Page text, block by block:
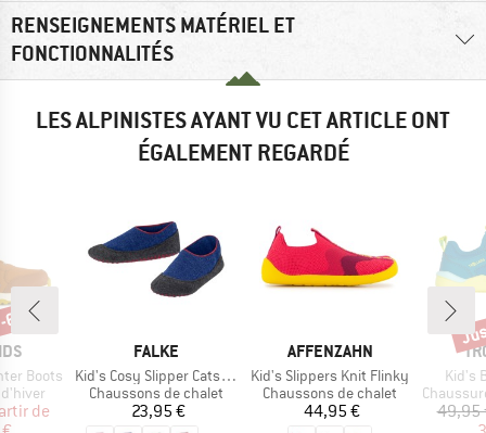
RENSEIGNEMENTS MATÉRIEL ET
FONCTIONNALITÉS
LES ALPINISTES AYANT VU CET ARTICLE ONT
ÉGALEMENT REGARDÉ
Boots
réduit
de
%
MARQUE
FALKE
Article
Kid's Cosy Slipper Catspads
Product group
Chaussons de chalet
Prix
23,95 €
MARQUE
AFFENZAHN
Article
Kid's Slippers Knit Flinky
Product group
Chaussons de chalet
Prix
44,95 €
Article
Kid's
Product
49,95